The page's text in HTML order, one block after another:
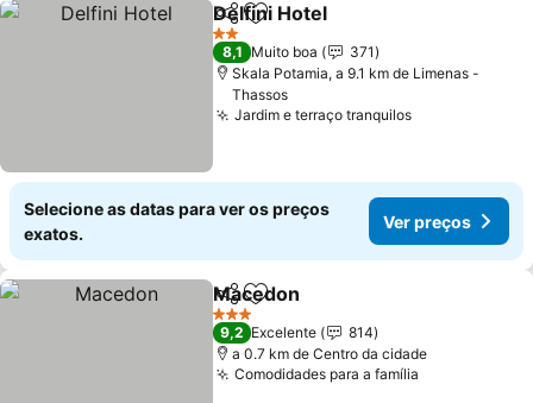
PartilharAdicionar aos favoritos
Delfini Hotel
2 Estrelas
8,1 Muito boa
371
Skala Potamia, a 9.1 km de Limenas -
Thassos
Jardim e terraço tranquilos
Selecione as datas para ver os preços
exatos.
Ver preços
PartilharAdicionar aos favoritos
Macedon
3 Estrelas
9,2 Excelente
814
a 0.7 km de Centro da cidade
Comodidades para a família